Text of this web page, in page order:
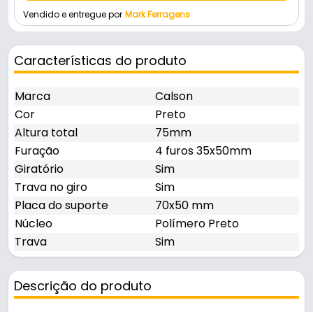
Vendido e entregue por Mark Ferragens
Características do produto
Marca
Calson
Cor
Preto
Altura total
75mm
Furação
4 furos 35x50mm
Giratório
Sim
Trava no giro
Sim
Placa do suporte
70x50 mm
Núcleo
Polímero Preto
Trava
Sim
Descrição do produto